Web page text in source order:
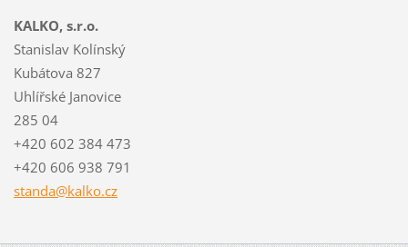
KALKO, s.r.o.
Stanislav Kolínský
Kubátova 827
Uhlířské Janovice
285 04
+420 602 384 473
+420 606 938 791
standa@kalko.cz